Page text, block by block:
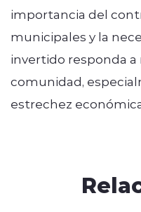
importancia del
municipales y la
invertido responda a
comunidad,
estrechez